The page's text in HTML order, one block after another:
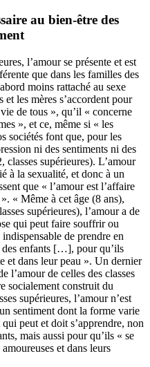
au bien-être des
l’amour se présente et est
que dans les familles des
moins rattaché au sexe
les mères s’accordent pour
de tous », qu’il « concerne
», et ce, même si « les
sociétés font que, pour les
ni des sentiments ni des
classes supérieures). L’amour
à la sexualité, et donc à un
que « l’amour est l’affaire
« Même à cet âge (8 ans),
supérieures), l’amour a de
qui peut faire souffrir ou
de prendre en
enfants […], pour qu’ils
et dans leur peau ». Un dernier
l’amour de celles des classes
socialement construit du
supérieures, l’amour n’est
sentiment dont la forme varie
peut et doit s’apprendre, non
mais aussi pour qu’ils « se
et dans leurs